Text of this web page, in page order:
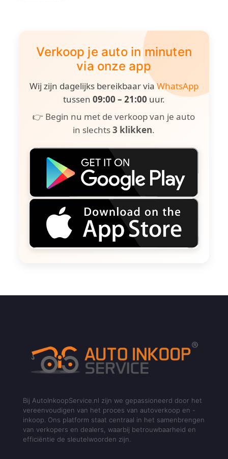
Verkoop je auto in minuten
via onze app
Wij zijn dagelijks bereikbaar viaWhatsApp
tussen 09:00 – 21:00 uur.
👉 Begin nu met de verkoop van je auto
in slechts3 klikken.
Bij AutoInkoopService.nl zijn we gepassioneerd door het
vereenvoudigen van het proces van autoverkoop en -
inkoop. Ons platform staat centraal in het samenbrengen
van verkopers en dealers, waarbij betrouwbaarheid en
efficiëntie de sleutelwoorden zijn.